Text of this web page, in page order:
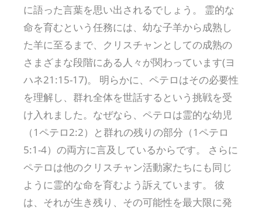
に語った言葉を思い出されるでしょう。 霊的な
命を育むという任務には、幼な子羊から成熟し
た羊に至るまで、クリスチャンとしての成熟の
さまざまな段階にある人々が関わっています(ヨ
ハネ21:15-17)。 明らかに、ペテロはその必要性
を理解し、群れ全体を世話するという挑戦を受
け入れました。なぜなら、ペテロは霊的な幼児
（1ペテロ2:2）と群れの残りの部分（1ペテロ
5:1-4）の両方に言及しているからです。 さらに
ペテロは他のクリスチャン活動家たちにも同じ
ように霊的な命を育むよう訴えています。 彼
は、それが生き残り、その可能性を最大限に発